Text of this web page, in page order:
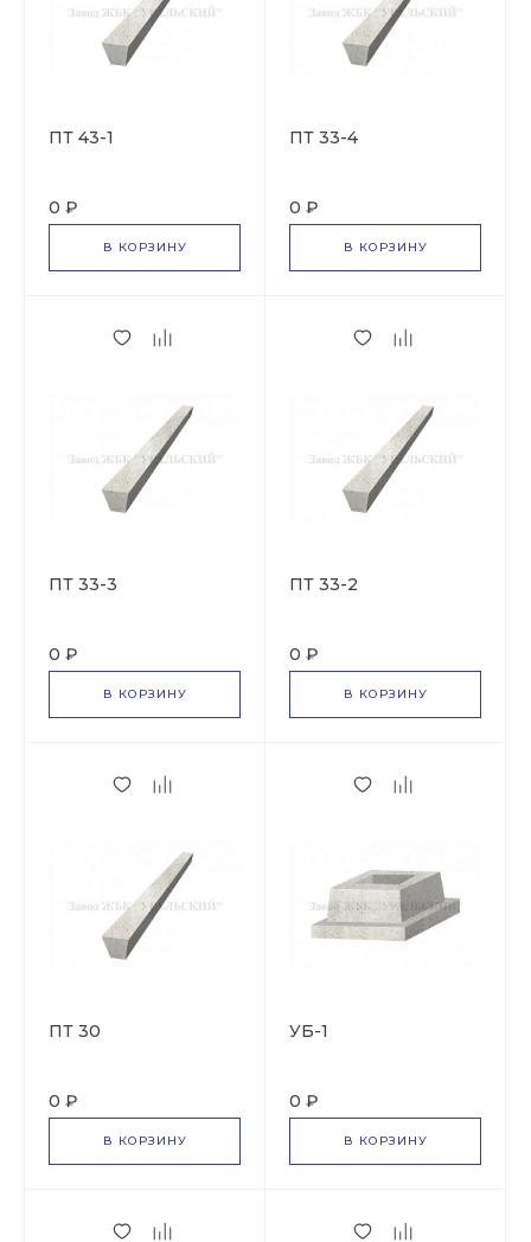
ПТ 43-1
0 ₽
В КОРЗИНУ
ПТ 33-4
0 ₽
В КОРЗИНУ
ПТ 33-3
0 ₽
В КОРЗИНУ
ПТ 33-2
0 ₽
В КОРЗИНУ
ПТ 30
0 ₽
В КОРЗИНУ
УБ-1
0 ₽
В КОРЗИНУ